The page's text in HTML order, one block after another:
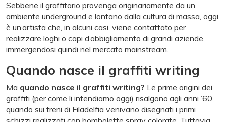
Sebbene il graffitario provenga originariamente da un
ambiente underground e lontano dalla cultura di massa, oggi
è un’artista che, in alcuni casi, viene contattato per
realizzare loghi o capi d’abbigliamento di grandi aziende,
immergendosi quindi nel mercato mainstream.
Quando nasce il graffiti writing
Ma quando nasce il graffiti writing? Le prime origini dei
graffiti (per come li intendiamo oggi) risalgono agli anni ’60,
quando sui treni di Filadelfia venivano disegnati i primi